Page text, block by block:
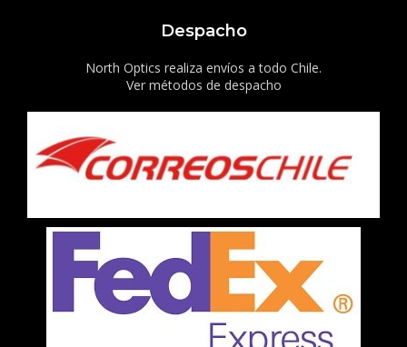
Despacho
North Optics realiza envíos a todo Chile.
Ver métodos de despacho